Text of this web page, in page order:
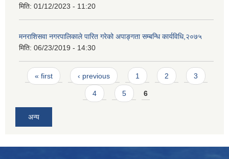
मिति: 01/12/2023 - 11:20
मनराशिसवा नगरपालिकाले पारित गरेको अपाङ्गता सम्बन्धि कार्यविधि,२०७५
मिति: 06/23/2019 - 14:30
Pages
« first ‹ previous 1 2 3
4 5 6
अन्य